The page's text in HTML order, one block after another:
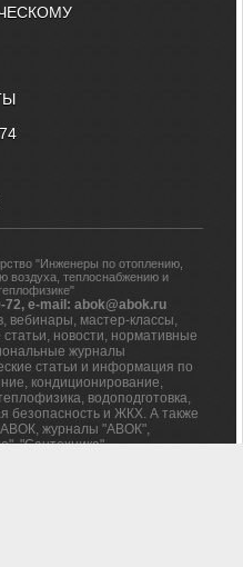
"Инженеры по отоплению,
воздуха, теплоснабжению и
72, e-mail: abok@abok.ru
вебинары, мастер-классы,
новости, нормативные
журналы
статьи и информация по
кондиционирование,
водоподготовка,
безопасность и ЖКХ. А также
АВОК, журналы "АВОК",
"Сантехника".